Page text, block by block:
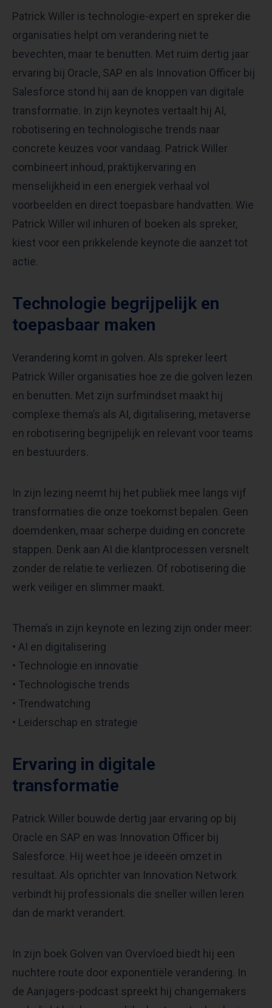
Patrick Willer is technologie-expert en spreker die
organisaties helpt om verandering niet te
bevechten, maar te benutten. Met ruim dertig jaar
ervaring bij Oracle, SAP en als Innovation Officer bij
Salesforce stond hij aan de knoppen van digitale
transformatie. In zijn keynotes vertaalt hij AI,
robotisering en technologische trends naar
concrete keuzes voor vandaag. Patrick Willer
combineert inhoud, praktijkervaring en
menselijkheid in een energiek verhaal vol
voorbeelden en direct toepasbare handvatten. Wie
Patrick Willer wil inhuren of boeken als spreker,
kiest voor een prikkelende keynote die aanzet tot
actie.
Technologie begrijpelijk en
toepasbaar maken
Verandering komt in golven. Als spreker leert
Patrick Willer organisaties hoe ze die golven lezen
en benutten. Met zijn surfmindset maakt hij
complexe thema’s als AI, digitalisering, metaverse
en robotisering begrijpelijk en relevant voor teams
en bestuurders.
In zijn lezing neemt hij het publiek mee langs vijf
transformaties die onze toekomst bepalen. Geen
doemdenken, maar scherpe duiding en concrete
stappen. Denk aan AI die klantprocessen versnelt
zonder de relatie te verliezen. Of robotisering die
werk veiliger en slimmer maakt.
Thema’s in zijn keynote en lezing zijn onder meer:
• AI en digitalisering
• Technologie en innovatie
• Technologische trends
• Trendwatching
• Leiderschap en strategie
Ervaring in digitale
transformatie
Patrick Willer bouwde dertig jaar ervaring op bij
Oracle en SAP en was Innovation Officer bij
Salesforce. Hij weet hoe je ideeën omzet in
resultaat. Als oprichter van Innovation Network
verbindt hij professionals die sneller willen leren
dan de markt verandert.
In zijn boek Golven van Overvloed biedt hij een
nuchtere route door exponentiële verandering. In
de Aanjagers-podcast spreekt hij changemakers